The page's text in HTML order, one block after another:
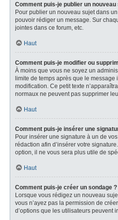
Comment puis-je publier un
Pour publier un nouveau sujet dans
pouvoir rédiger un message. Sur
jointes dans ce forum, etc.
Haut
Comment puis-je modifier ou
À moins que vous ne soyez un
limite de temps après que le message
modification. Ce petit texte
normaux ne peuvent pas supprimer
Haut
Comment puis-je insérer une
Pour insérer une signature à un de
rédaction afin d’insérer votre
option, il ne vous sera plus utile de
Haut
Comment puis-je créer un sondage ?
Lorsque vous rédigez un nouveau
vous n’ayez pas la permission de
d’options que les utilisateurs peuvent